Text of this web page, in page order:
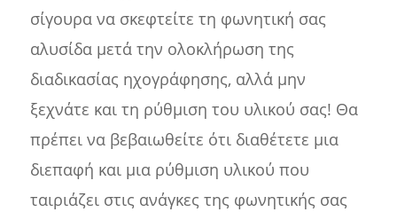
σίγουρα να σκεφτείτε τη φωνητική σας
αλυσίδα μετά την ολοκλήρωση της
διαδικασίας ηχογράφησης, αλλά μην
ξεχνάτε και τη ρύθμιση του υλικού σας! Θα
πρέπει να βεβαιωθείτε ότι διαθέτετε μια
διεπαφή και μια ρύθμιση υλικού που
ταιριάζει στις ανάγκες της φωνητικής σας